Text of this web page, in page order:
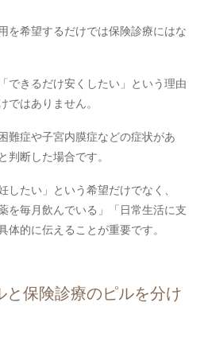
を希望するだけでは保険診療にはな
できるだけ安くしたい」という理由
ではありません。
難症や子宮内膜症などの症状があ
判断した場合です。
したい」という希望だけでなく、
を毎月飲んでいる」「日常生活に支
体的に伝えることが重要です。
と保険診療のピルを分け